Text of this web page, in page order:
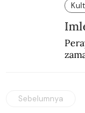
Sebelumnya